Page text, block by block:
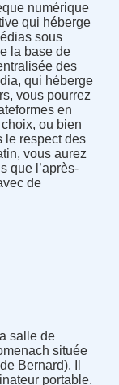
numérique
qui héberge
sous
la base de
des
qui héberge
vous pourrez
en
ou bien
le respect des
vous aurez
que l’après-
de
salle de
située
Bernard). Il
portable.